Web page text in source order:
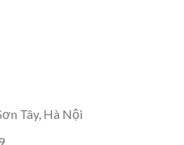
Tây, Hà Nội